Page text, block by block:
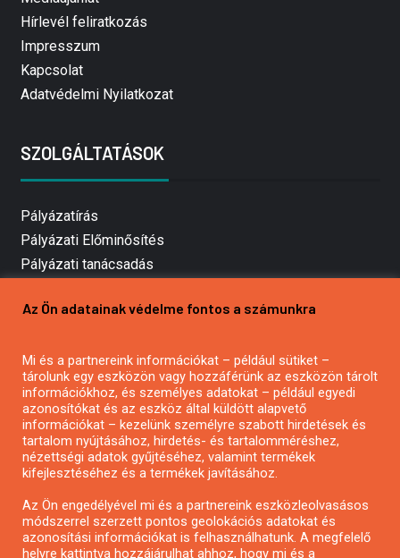
Hírlevél feliratkozás
Impresszum
Kapcsolat
Adatvédelmi Nyilatkozat
SZOLGÁLTATÁSOK
Pályázatírás
Pályázati Előminősítés
Pályázati tanácsadás
Mezőgazdasági pályázatírás
Pályázatírás civil szervezeteknek
Pályázatírás önkormányzatoknak
Pályázatfigyelés
Specifikus pályázatfigyelés vagy hírlevél
Az Ön adatainak védelme fontos a számunkra
Mi és a partnereink információkat – például sütiket –
tárolunk egy eszközön vagy hozzáférünk az eszközön tárolt
információkhoz, és személyes adatokat – például egyedi
azonosítókat és az eszköz által küldött alapvető
információkat – kezelünk személyre szabott hirdetések és
tartalom nyújtásához, hirdetés- és tartalomméréshez,
nézettségi adatok gyűjtéséhez, valamint termékek
kifejlesztéséhez és a termékek javításához.
Az Ön engedélyével mi és a partnereink eszközleolvasásos
módszerrel szerzett pontos geolokációs adatokat és
azonosítási információkat is felhasználhatunk. A megfelelő
helyre kattintva hozzájárulhat ahhoz, hogy mi és a